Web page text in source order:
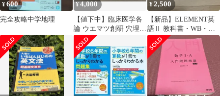
¥600
完全攻略中学地理
¥4,000
【値下中】臨床医学各
論 ウエマツ創研 穴埋め
問題集(2冊set)鍼灸師 あ
マ指
¥2,500
【新品】ELEMENT英
語Ⅱ 教科書・WB・解
答 3冊セット